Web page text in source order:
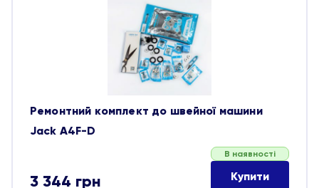
Ремонтний комплект до швейної машини
Jack A4F-D
3 344 грн
В наявності
Купити